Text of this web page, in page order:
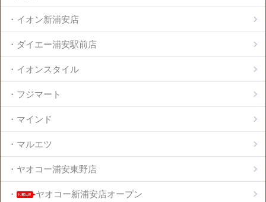
・イオン新浦安店
・ダイエー浦安駅前店
・イオンスタイル
・フジマート
・マインド
・マルエツ
・ヤオコー浦安東野店
・ ヤオコー新浦安店オープン